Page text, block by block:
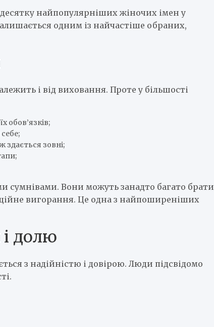
найпопулярніших жіночих імен у
одним із найчастіше обраних,
і від виховання. Проте у більшості
обов’язків;
здається зовні;
сумнівами. Вони можуть занадто багато брати
вигорання. Це одна з найпоширеніших
долю
з надійністю і довірою. Люди підсвідомо